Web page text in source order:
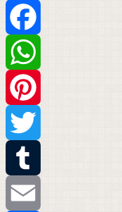
Facebook
WhatsApp
Pinterest
Twitter
Tumblr